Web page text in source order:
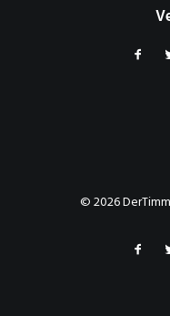
© 2026